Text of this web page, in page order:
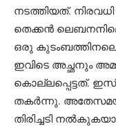
നടത്തിയത്.
തെക്കന്‍
ഒരു
ഇവിടെ അച്ഛനും
കൊല്ലപ്പെട്ടത്.
തകര്‍ന്നു.
തിരിച്ചടി